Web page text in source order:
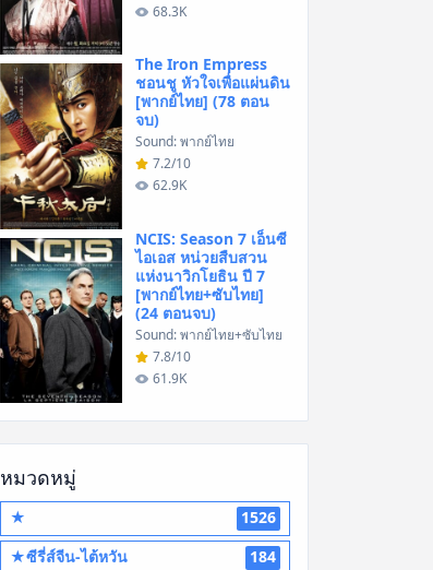
68.3K
The Iron Empress
ชอนชู หัวใจเพื่อแผ่นดิน
[พากย์ไทย] (78 ตอน
จบ)
Sound: พากย์ไทย
7.2/10
62.9K
NCIS: Season 7 เอ็นซี
ไอเอส หน่วยสืบสวน
แห่งนาวิกโยธิน ปี 7
[พากย์ไทย+ซับไทย]
(24 ตอนจบ)
Sound: พากย์ไทย+ซับไทย
7.8/10
61.9K
หมวดหมู่
★
1526
★ซีรี่ส์จีน-ไต้หวัน
184